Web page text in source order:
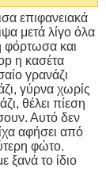
επιφανειακά
μετά λίγο όλα
φόρτωσα και
η κασέτα
γρανάζι
γύρνα χωρίς
θέλει πίεση
Αυτό δεν
αφήσει από
φώτο.
ξανά το ίδιο